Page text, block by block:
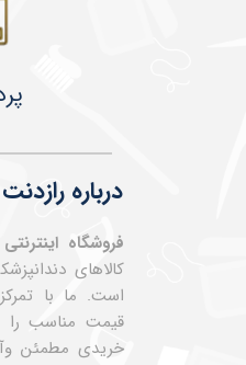
درباره رازدنت
فروشگاه
کالاهای
است. ما با
قیمت مناسب را
خریدی مطمئن